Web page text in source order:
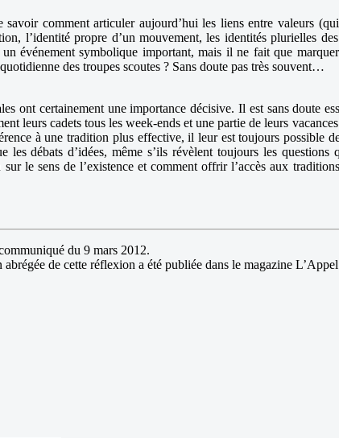
savoir comment articuler aujourd’hui les liens entre valeurs
l’identité propre d’un mouvement, les identités plurielles
événement symbolique important, mais il ne fait que
des troupes scoutes ? Sans doute pas très souvent…
ont certainement une importance décisive. Il est sans doute
leurs cadets tous les week-ends et une partie de leurs
à une tradition plus effective, il leur est toujours possible
les débats d’idées, même s’ils révèlent toujours les
le sens de l’existence et comment offrir l’accès aux
du 9 mars 2012.
de cette réflexion a été publiée dans le magazine